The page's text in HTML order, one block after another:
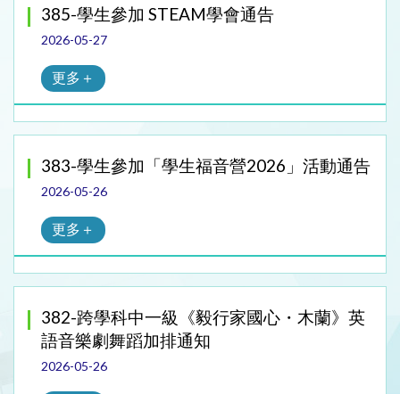
385-學生參加 STEAM學會通告
2026-05-27
更多＋
383-學生參加「學生福音營2026」活動通告
2026-05-26
更多＋
382-跨學科中一級《毅行家國心・木蘭》英
語音樂劇舞蹈加排通知
2026-05-26